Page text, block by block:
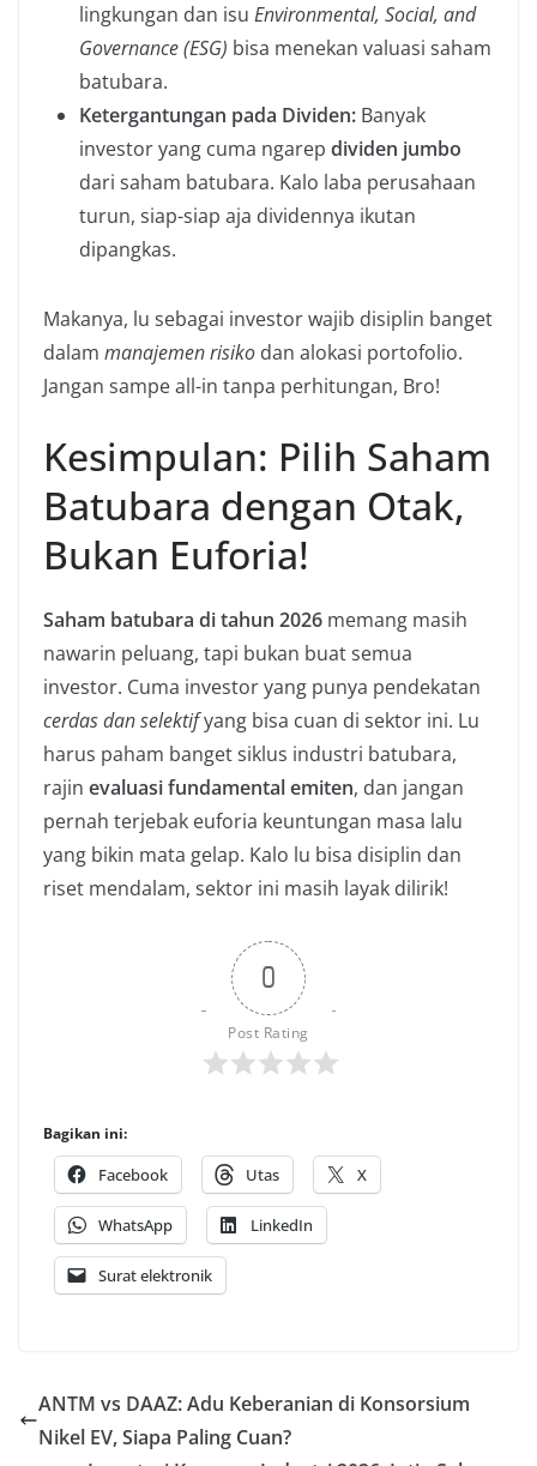
lingkungan dan isu Environmental, Social, and
Governance (ESG) bisa menekan valuasi saham
batubara.
Ketergantungan pada Dividen: Banyak
investor yang cuma ngarep dividen jumbo
dari saham batubara. Kalo laba perusahaan
turun, siap-siap aja dividennya ikutan
dipangkas.
Makanya, lu sebagai investor wajib disiplin banget
dalam manajemen risiko dan alokasi portofolio.
Jangan sampe all-in tanpa perhitungan, Bro!
Kesimpulan: Pilih Saham
Batubara dengan Otak,
Bukan Euforia!
Saham batubara di tahun 2026 memang masih
nawarin peluang, tapi bukan buat semua
investor. Cuma investor yang punya pendekatan
cerdas dan selektifyang bisa cuan di sektor ini. Lu
harus paham banget siklus industri batubara,
rajin evaluasi fundamental emiten, dan jangan
pernah terjebak euforia keuntungan masa lalu
yang bikin mata gelap. Kalo lu bisa disiplin dan
riset mendalam, sektor ini masih layak dilirik!
0
Post Rating
Bagikan ini:
Facebook Utas X
WhatsApp LinkedIn
Surat elektronik
ANTM vs DAAZ: Adu Keberanian di Konsorsium
Nikel EV, Siapa Paling Cuan?